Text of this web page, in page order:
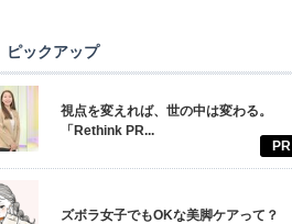
ピックアップ
視点を変えれば、世の中は変わる。
「Rethink PR...
PR
ズボラ女子でもOKな美脚ケアって？